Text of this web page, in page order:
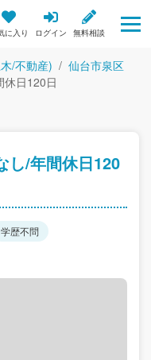
に入り ログイン 無料相談
/不動産)
仙台市泉区
休日120日
し/年間休日120
学歴不問